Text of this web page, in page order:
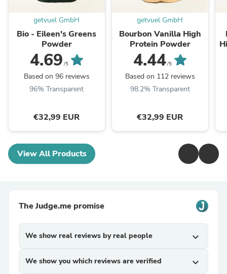
getvuel GmbH
Bio - Eileen's Greens
Powder
4.69 /5
Based on 96 reviews
96% Transparent
€32,99 EUR
getvuel GmbH
Bourbon Vanilla High
Protein Powder
4.44/5
Based on 112 reviews
98.2% Transparent
€32,99 EUR
View All Products
The Judge.me promise
We show real reviews by real people expand_more
We show you which reviews are verified expand_more